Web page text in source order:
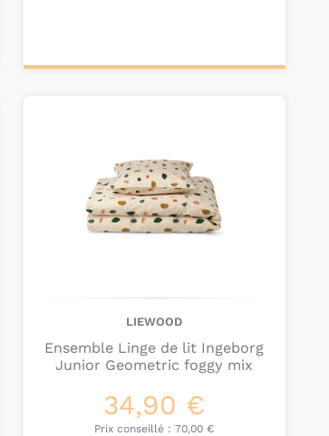
LIEWOOD
Ensemble Linge de lit Ingeborg
Junior Geometric foggy mix
34,90 €
Prix conseillé :70,00 €